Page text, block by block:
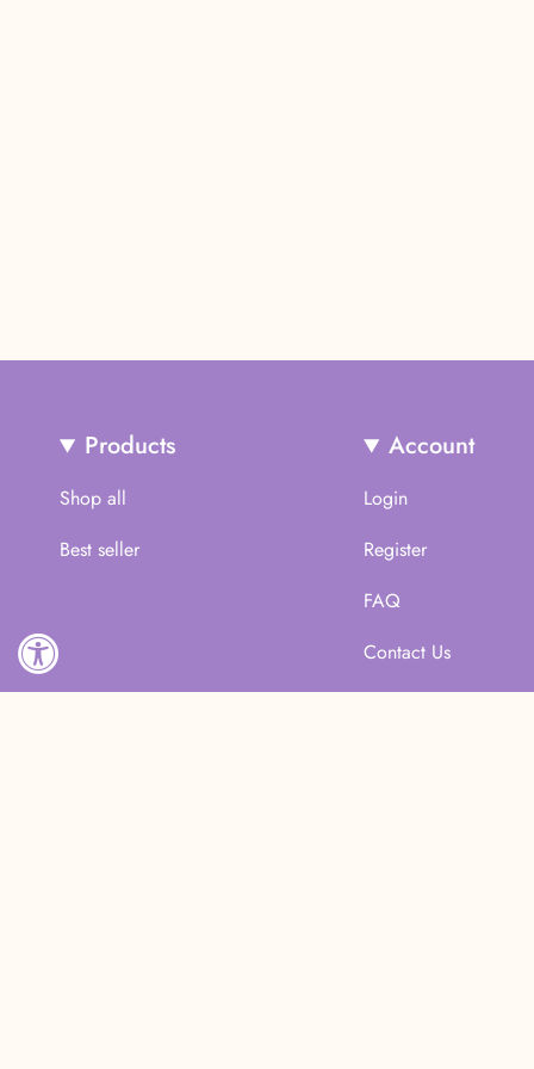
Products
Shop all
Best seller
Account
Login
Register
FAQ
Contact Us